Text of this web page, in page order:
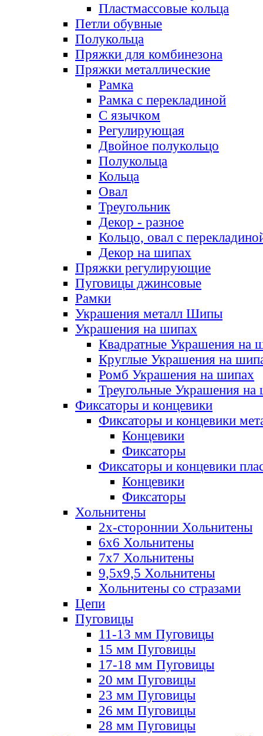
Пластмассовые кольца
Петли обувные
Полукольца
Пряжки для комбинезона
Пряжки металлические
Рамка
Рамка с перекладиной
С язычком
Регулирующая
Двойное полукольцо
Полукольца
Кольца
Овал
Треугольник
Декор - разное
Кольцо, овал с
Декор на шипах
Пряжки регулирующие
Пуговицы джинсовые
Рамки
Украшения металл Шипы
Украшения на шипах
Квадратные Украшения на
Круглые Украшения на
Ромб Украшения на шипах
Треугольные Украшения на
Фиксаторы и концевики
Фиксаторы и концевики
Концевики
Фиксаторы
Фиксаторы и концевики
Концевики
Фиксаторы
Хольнитены
2х-стороннии Хольнитены
6х6 Хольнитены
7х7 Хольнитены
9,5х9,5 Хольнитены
Хольнитены со стразами
Цепи
Пуговицы
11-13 мм Пуговицы
15 мм Пуговицы
17-18 мм Пуговицы
20 мм Пуговицы
23 мм Пуговицы
26 мм Пуговицы
28 мм Пуговицы